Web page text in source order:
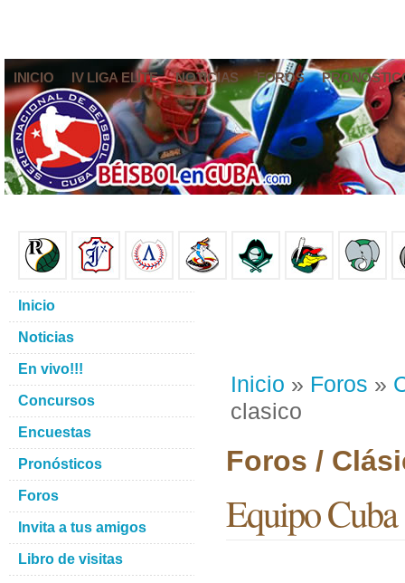
INICIO IV LIGA ELITE NOTICIAS FOROS
Inicio » Foros »
clasico
Foros /
Equipo
Inicio
Noticias
En vivo!!!
Concursos
Encuestas
Pronósticos
Foros
Invita a tus amigos
Libro de visitas